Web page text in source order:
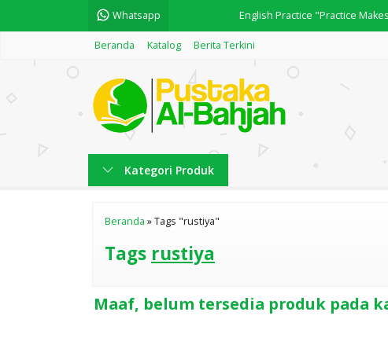
Whatsapp English Practice "Practice
Motivasi Dakwah "Membawa
Kisah Nabi Muhammad Saw
Kisah Nabi Muhammad Saw
Oase Iman - Refleksi
Beranda Katalog Berita Terkini
Kategori Produk
Beranda »Tags "rustiya"
Tags rustiya
Maaf, belum tersedia produk pada